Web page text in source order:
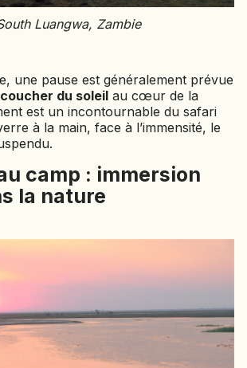
Luangwa, Zambie
une pause est généralement prévue
coucher du soleil au cœur de la
est un incontournable du safari
à la main, face à l’immensité, le
camp : immersion
la nature